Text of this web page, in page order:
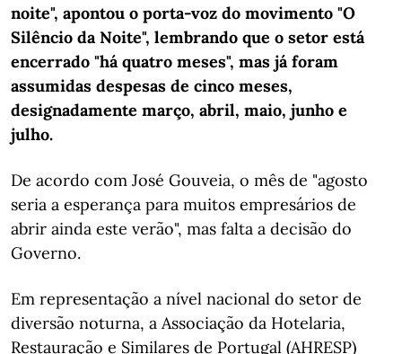
noite", apontou o porta-voz do movimento "O
Silêncio da Noite", lembrando que o setor está
encerrado "há quatro meses", mas já foram
assumidas despesas de cinco meses,
designadamente março, abril, maio, junho e
julho.
De acordo com José Gouveia, o mês de "agosto
seria a esperança para muitos empresários de
abrir ainda este verão", mas falta a decisão do
Governo.
Em representação a nível nacional do setor de
diversão noturna, a Associação da Hotelaria,
Restauração e Similares de Portugal (AHRESP)